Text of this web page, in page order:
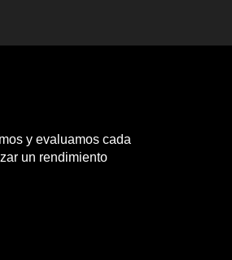
y evaluamos cada
un rendimiento